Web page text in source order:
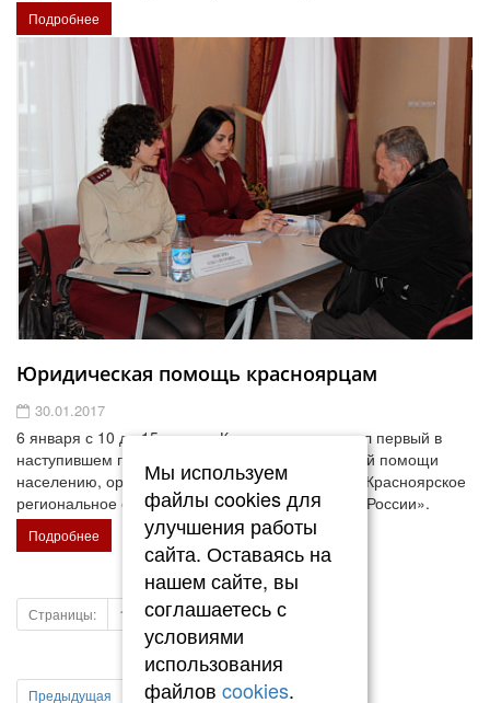
Подробнее
Юридическая помощь красноярцам
30.01.2017
6 января с 10 до 15 часов в Красноярске прошел первый в
наступившем году День бесплатной юридической помощи
населению, организатором которого выступило Красноярское
региональное отделение «Ассоциация юристов России».
Подробнее
Страницы: 1 ... 47 48 49
Предыдущая Следующая
Мы используем
файлы cookies для
улучшения работы
сайта. Оставаясь на
нашем сайте, вы
соглашаетесь с
условиями
использования
файлов cookies.